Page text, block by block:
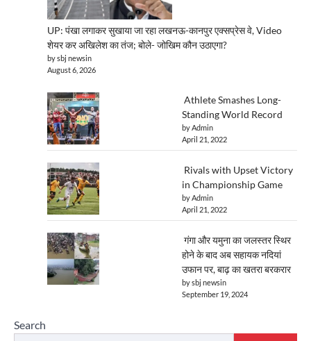
UP: पंखा लगाकर सुखाया जा रहा लखनऊ-कानपुर एक्सप्रेस वे, Video
शेयर कर अखिलेश का तंज; बोले- जोखिम कौन उठाएगा?
by sbj newsin
August 6, 2026
Athlete Smashes Long-
Standing World Record
by Admin
April 21, 2022
Rivals with Upset Victory
in Championship Game
by Admin
April 21, 2022
गंगा और यमुना का जलस्तर स्थिर
होने के बाद अब सहायक नदियां
उफान पर, बाढ़ का खतरा बरकरार
by sbj newsin
September 19, 2024
Search